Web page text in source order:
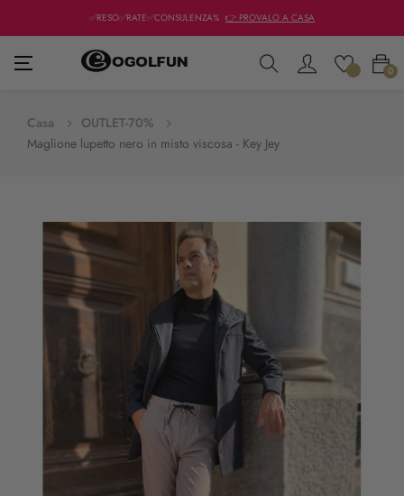
✅RESO✅RATE✅CONSULENZA% 👉 PROVALO A CASA
navigazione
☰ 0
Casa
OUTLET-70%
Maglione lupetto nero in misto viscosa - Key Jey